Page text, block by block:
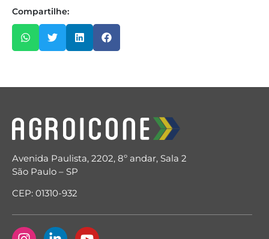
Compartilhe:
Avenida Paulista, 2202, 8º andar, Sala 2
São Paulo – SP
CEP: 01310-932